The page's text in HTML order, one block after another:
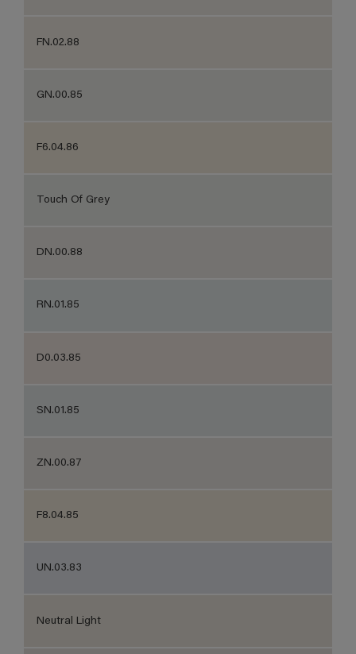
FN.02.88
GN.00.85
F6.04.86
Touch Of Grey
DN.00.88
RN.01.85
D0.03.85
SN.01.85
ZN.00.87
F8.04.85
UN.03.83
Neutral Light